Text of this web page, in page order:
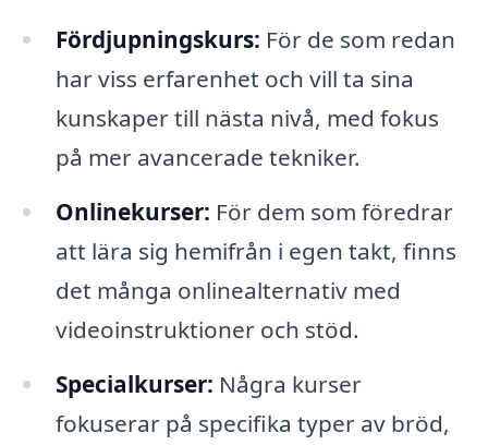
Fördjupningskurs: För de som redan
har viss erfarenhet och vill ta sina
kunskaper till nästa nivå, med fokus
på mer avancerade tekniker.
Onlinekurser: För dem som föredrar
att lära sig hemifrån i egen takt, finns
det många onlinealternativ med
videoinstruktioner och stöd.
Specialkurser: Några kurser
fokuserar på specifika typer av bröd,